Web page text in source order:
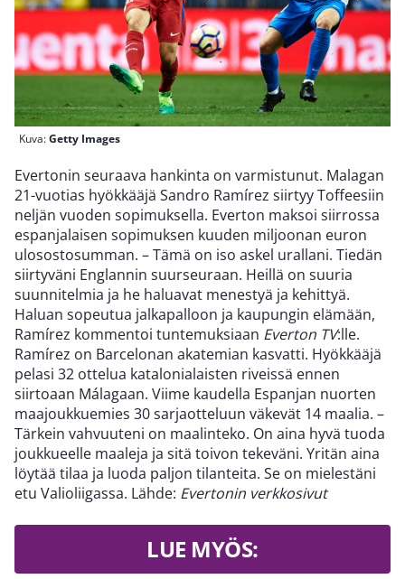
Kuva:Getty Images
Evertonin seuraava hankinta on varmistunut. Malagan
21-vuotias hyökkääjä Sandro Ramírez siirtyy Toffeesiin
neljän vuoden sopimuksella. Everton maksoi siirrossa
espanjalaisen sopimuksen kuuden miljoonan euron
ulosostosumman. – Tämä on iso askel urallani. Tiedän
siirtyväni Englannin suurseuraan. Heillä on suuria
suunnitelmia ja he haluavat menestyä ja kehittyä.
Haluan sopeutua jalkapalloon ja kaupungin elämään,
Ramírez kommentoi tuntemuksiaan Everton TV:lle.
Ramírez on Barcelonan akatemian kasvatti. Hyökkääjä
pelasi 32 ottelua katalonialaisten riveissä ennen
siirtoaan Málagaan. Viime kaudella Espanjan nuorten
maajoukkuemies 30 sarjaotteluun väkevät 14 maalia. –
Tärkein vahvuuteni on maalinteko. On aina hyvä tuoda
joukkueelle maaleja ja sitä toivon tekeväni. Yritän aina
löytää tilaa ja luoda paljon tilanteita. Se on mielestäni
etu Valioliigassa. Lähde: Evertonin verkkosivut
LUE MYÖS: